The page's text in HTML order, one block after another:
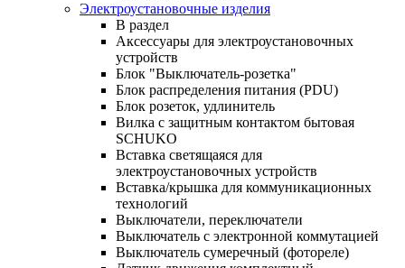
Электроустановочные изделия
В раздел
Аксессуары для электроустановочных
устройств
Блок "Выключатель-розетка"
Блок распределения питания (PDU)
Блок розеток, удлинитель
Вилка с защитным контактом бытовая
SCHUKO
Вставка светящаяся для
электроустановочных устройств
Вставка/крышка для коммуникационных
технологий
Выключатели, переключатели
Выключатель с электронной коммутацией
Выключатель сумеречный (фотореле)